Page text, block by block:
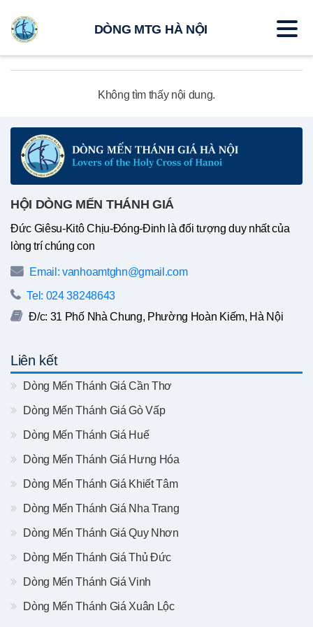
Không tìm thấy nội dung.
HỘI DÒNG MẾN THÁNH GIÁ
Đức Giêsu-Kitô Chịu-Đóng-Đinh là đối tượng duy nhất của
lòng trí chúng con
Email: vanhoamtghn@gmail.com
Tel: 024 38248643
Đ/c: 31 Phố Nhà Chung, Phường Hoàn Kiếm, Hà Nội
Liên kết
Dòng Mến Thánh Giá Cần Thơ
Dòng Mến Thánh Giá Gò Vấp
Dòng Mến Thánh Giá Huế
Dòng Mến Thánh Giá Hưng Hóa
Dòng Mến Thánh Giá Khiết Tâm
Dòng Mến Thánh Giá Nha Trang
Dòng Mến Thánh Giá Quy Nhơn
Dòng Mến Thánh Giá Thủ Đức
Dòng Mến Thánh Giá Vinh
Dòng Mến Thánh Giá Xuân Lộc
DÒNG MTG HÀ NỘI